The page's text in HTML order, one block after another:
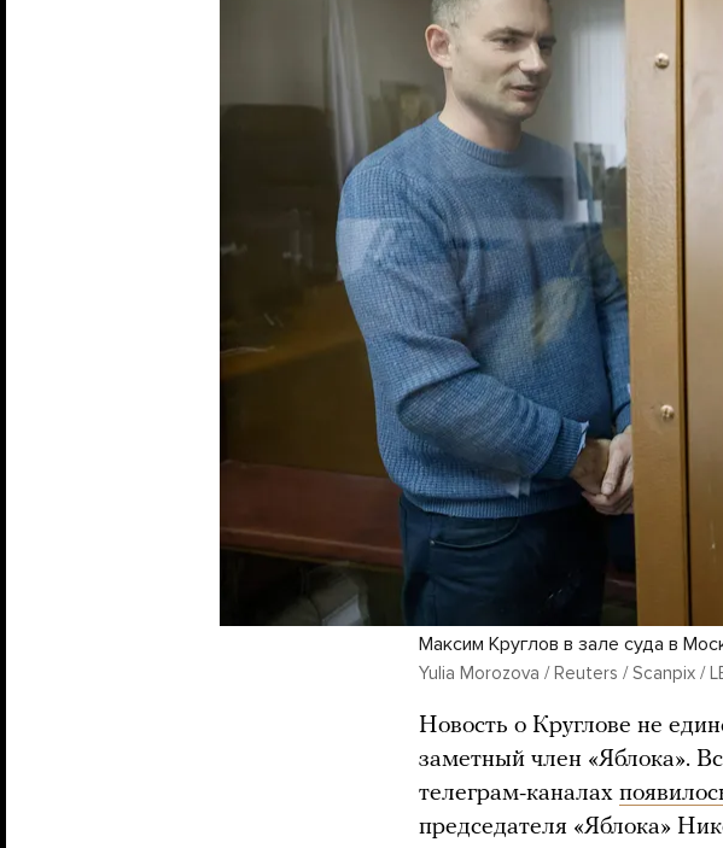
Максим Круглов в зале суда в
Yulia Morozova / Reuters / Scanpix /
Новость о Круглове не
заметный член «Яблока».
телеграм-каналах
председателя «Яблока»